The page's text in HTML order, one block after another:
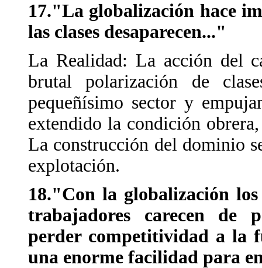
17."La globalización hace
las clases desaparecen..."
La Realidad: La acción del
brutal polarización de
pequeñísimo sector y
extendido la condición
La construcción del dominio
explotación.
18."Con la globalización
trabajadores carecen de
perder competitividad a la
una enorme facilidad para